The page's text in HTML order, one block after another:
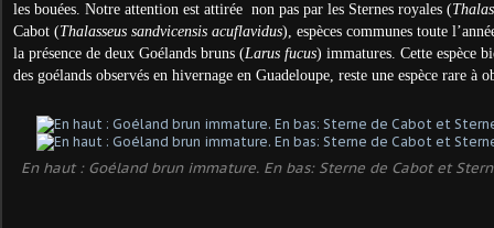
les bouées. Notre attention est attirée non pas par les Sternes royales (
Cabot (Thalasseus sandvicensis acuflavidus), espèces communes toute
la présence de deux Goélands bruns (Larus fucus) immatures. Cette espèce
des goélands observés en hivernage en Guadeloupe, reste une espèce rare à
En haut : Goéland brun immature. En bas: Sterne de Cabot et